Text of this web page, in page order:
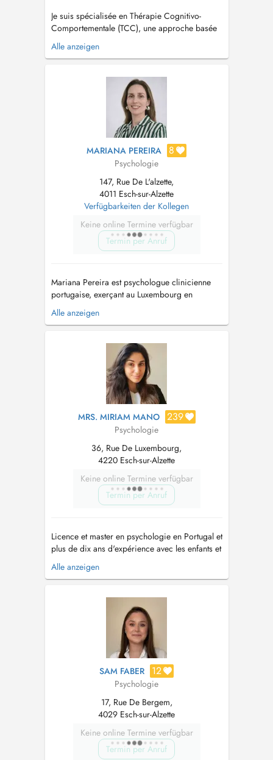
Je suis spécialisée en Thérapie Cognitivo-
Comportementale (TCC), une approche basée
sur des méthodes scientifiquement validées,
centrée sur l'identification et la transformation
bien-être mental. J'accompagne les enfants,
adolescents et adultes dans l...
Alle anzeigen
MARIANA PEREIRA 8
Psychologie
147, Rue De L'alzette,
4011 Esch-sur-Alzette
Verfügbarkeiten der Kollegen
Keine online Termine verfügbar
Termin per Anruf
Mariana Pereira est psychologue clinicienne
portugaise, exerçant au Luxembourg en
pratique privée depuis 2019. Diplômée en
psychologie de lUniversité Lusófona de
en psychologie clinique et de la santé. Elle est
reconnue comme spécialiste en psycho...
Alle anzeigen
MRS. MIRIAM MANO 239
Psychologie
36, Rue De Luxembourg,
4220 Esch-sur-Alzette
Keine online Termine verfügbar
Termin per Anruf
Licence et master en psychologie en Portugal et
plus de dix ans d'expérience avec les enfants et
les adultes. Diverses formations en psychologie
notamment la formation en Hypnose
thérapeute EMDR au Luxembourg...
Alle anzeigen
SAM FABER 12
Psychologie
17, Rue De Bergem,
4029 Esch-sur-Alzette
Keine online Termine verfügbar
Termin per Anruf